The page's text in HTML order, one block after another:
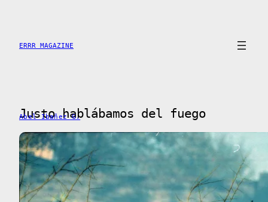
content
ERRR MAGAZINE
Justo hablábamos del fuego
Abel Ibañez G.